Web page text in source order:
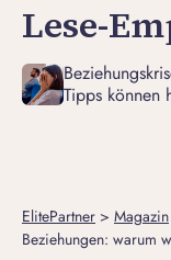
Lese-
Tipps können
ElitePartner > Magazin
Beziehungen: warum